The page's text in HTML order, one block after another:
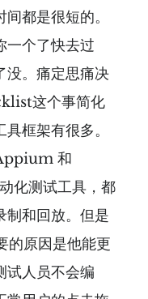
都是很短的。
一个了快去过
没。痛定思痛决
这个事简化
框架有很多。
和
化测试工具，都
制和回放。但是
的原因是他能更
试人员不会编